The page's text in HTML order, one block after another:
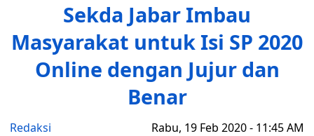
Sekda Jabar Imbau
Masyarakat untuk Isi SP 2020
Online dengan Jujur dan
Benar
Redaksi Rabu, 19 Feb 2020 - 11:45 AM